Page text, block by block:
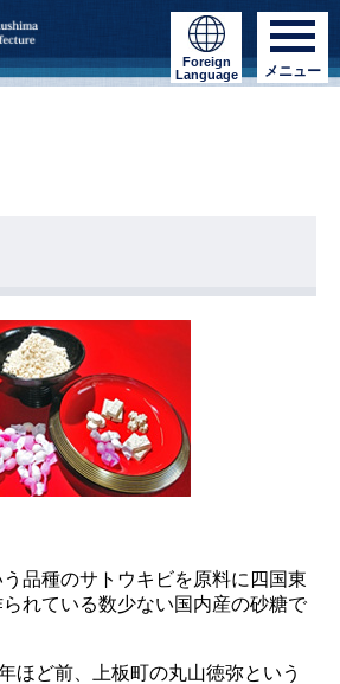
Foreign
Language
メニュー
品種のサトウキビを原料に四国東
れている数少ない国内産の砂糖で
ほど前、上板町の丸山徳弥という